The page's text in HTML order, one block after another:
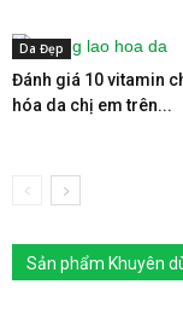
Da Đẹp
Đánh giá 10 vitamin
hóa da chị em trên...
Sản phẩm Khuyên